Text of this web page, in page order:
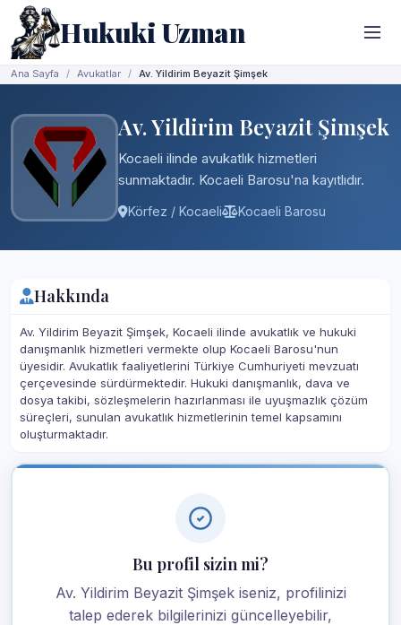
Hukuki Uzman
Ana Sayfa Avukatlar Av. Yildirim Beyazit Şimşek
Av. Yildirim Beyazit Şimşek
Kocaeli ilinde avukatlık hizmetleri
sunmaktadır. Kocaeli Barosu'na kayıtlıdır.
Körfez / Kocaeli Kocaeli Barosu
Hakkında
Av. Yildirim Beyazit Şimşek, Kocaeli ilinde avukatlık ve hukuki
danışmanlık hizmetleri vermekte olup Kocaeli Barosu'nun
üyesidir. Avukatlık faaliyetlerini Türkiye Cumhuriyeti mevzuatı
çerçevesinde sürdürmektedir. Hukuki danışmanlık, dava ve
dosya takibi, sözleşmelerin hazırlanması ile uyuşmazlık çözüm
süreçleri, sunulan avukatlık hizmetlerinin temel kapsamını
oluşturmaktadır.
Bu profil sizin mi?
Av. Yildirim Beyazit Şimşek iseniz, profilinizi
talep ederek bilgilerinizi güncelleyebilir,